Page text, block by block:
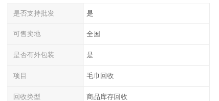
是否支持批发 是
可售卖地 全国
是否有外包装 是
项目 毛巾回收
回收类型 商品库存回收